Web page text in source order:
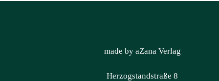
made by aZana Verlag
Herzogstandstraße 8